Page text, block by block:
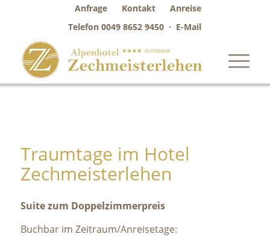
Anfrage Kontakt
Anreise
Telefon0049 8652 9450 · E-Mail
Traumtage im Hotel
Zechmeisterlehen
Suite zum Doppelzimmerpreis
Buchbar im Zeitraum/Anreisetage: